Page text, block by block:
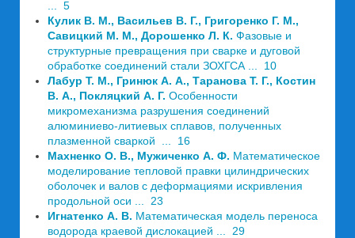
... 5
Кулик В. М., Васильев В. Г., Григоренко Г. М.,
Савицкий М. М., Дорошенко Л. К. Фазовые и
структурные превращения при сварке и дуговой
обработке соединений стали ЗОХГСА ... 10
Лабур Т. М., Гринюк А. А., Таранова Т. Г., Костин
В. А., Покляцкий А. Г. Особенности
микромеханизма разрушения соединений
алюминиево-литиевых сплавов, полученных
плазменной сваркой ... 16
Махненко О. В., Мужиченко А. Ф. Математическое
моделирование тепловой правки цилиндрических
оболочек и валов с деформациями искривления
продольной оси ... 23
Игнатенко А. В. Математическая модель переноса
водорода краевой дислокацией ... 29